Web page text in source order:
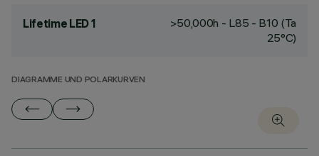
Lifetime LED 1
>50,000h - L85 - B10 (Ta
25°C)
DIAGRAMME UND POLARKURVEN